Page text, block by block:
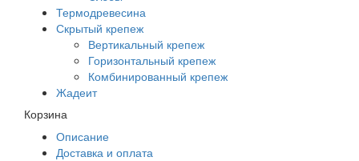
Термодревесина
Скрытый крепеж
Вертикальный крепеж
Горизонтальный крепеж
Комбинированный крепеж
Жадеит
Корзина
Описание
Доставка и оплата